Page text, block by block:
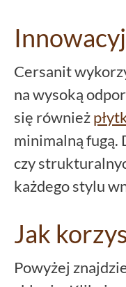
Cersanit
na wysoką
się również
minimalną fugą.
czy
każdego stylu
Jak
Powyżej